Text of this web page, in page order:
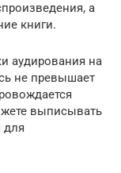
а
книги.
аудирования на
не превышает
выписывать
для